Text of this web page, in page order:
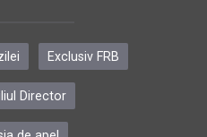
Exclusiv FRB
Director